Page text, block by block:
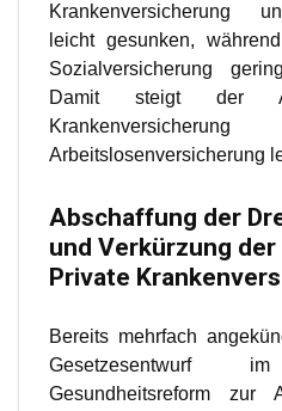
Krankenversicherung
leicht gesunken,
Sozialversicherung
Damit steigt der
Arbeitslosenversicherung
Abschaffung der
und Verkürzung
Private
Bereits mehrfach
Gesetzesentwurf
Gesundheitsreform zur